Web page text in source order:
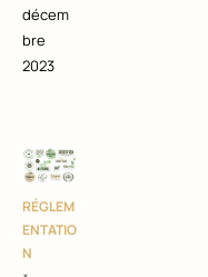
décem
bre
2023
RÉGLEM
ENTATIO
N